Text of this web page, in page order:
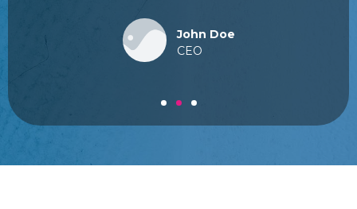
John Doe
CEO